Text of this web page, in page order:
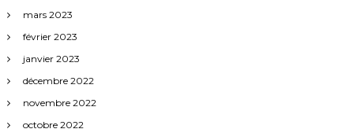
mars 2023
février 2023
janvier 2023
décembre 2022
novembre 2022
octobre 2022